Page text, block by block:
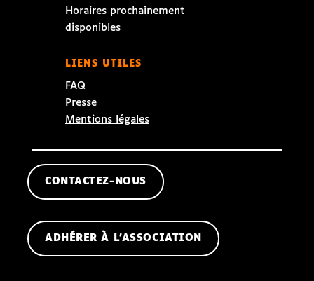
Horaires prochainement
disponibles
LIENS UTILES
FAQ
Presse
Mentions légales
CONTACTEZ-NOUS
ADHÉRER À L'ASSOCIATION